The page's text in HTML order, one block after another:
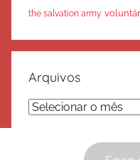
the salvation army
Arquivos
Arquivos